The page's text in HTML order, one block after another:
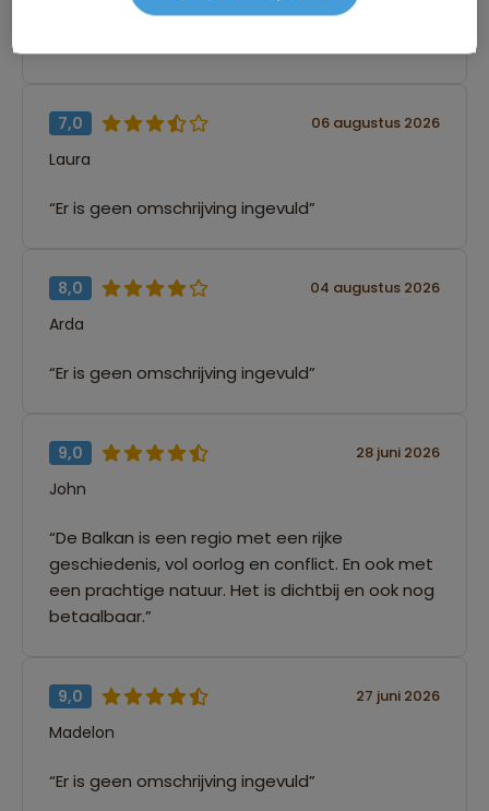
7,0 06 augustus 2026
Laura
“Er is geen omschrijving ingevuld”
8,0 04 augustus 2026
Arda
“Er is geen omschrijving ingevuld”
9,0 28 juni 2026
John
“De Balkan is een regio met een rijke
geschiedenis, vol oorlog en conflict. En ook met
een prachtige natuur. Het is dichtbij en ook nog
betaalbaar.”
9,0 27 juni 2026
Madelon
“Er is geen omschrijving ingevuld”